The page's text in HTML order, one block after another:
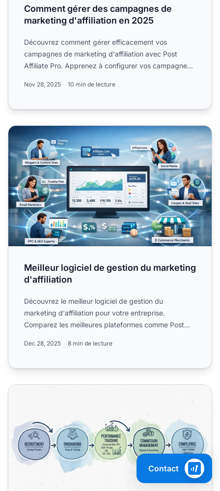
Comment gérer des campagnes de
marketing d'affiliation en 2025
Découvrez comment gérer efficacement vos
campagnes de marketing d'affiliation avec Post
Affiliate Pro. Apprenez à configurer vos campagnes,
Nov 28, 2025 10 min de lecture
Meilleur logiciel de gestion du marketing d'affiliation
Meilleur logiciel de gestion du marketing
d'affiliation
Découvrez le meilleur logiciel de gestion du
marketing d'affiliation pour votre entreprise.
Comparez les meilleures plateformes comme Post
Dec 28, 2025 8 min de lecture
Qu'est-ce que la gestion d'un programme d'affiliation ?
Contact